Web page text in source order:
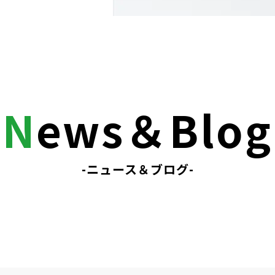
News＆Blog
-ニュース＆ブログ-